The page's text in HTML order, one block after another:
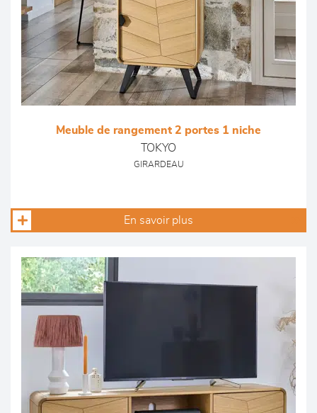
Meuble de rangement 2 portes 1 niche
TOKYO
GIRARDEAU
En savoir plus